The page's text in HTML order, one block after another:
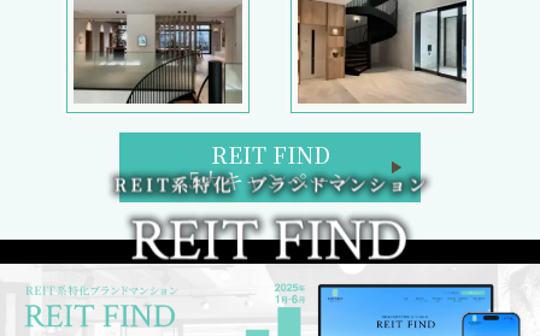
REIT FIND
5大キャンペーン